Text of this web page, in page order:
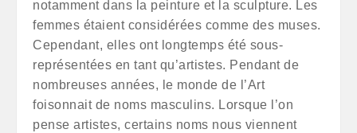
notamment dans la peinture et la sculpture. Les
femmes étaient considérées comme des muses.
Cependant, elles ont longtemps été sous-
représentées en tant qu’artistes. Pendant de
nombreuses années, le monde de l’Art
foisonnait de noms masculins. Lorsque l’on
pense artistes, certains noms nous viennent